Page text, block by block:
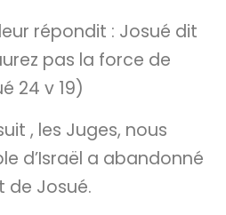
répondit : Josué dit
pas la force de
24 v 19)
, les Juges, nous
d’Israël a abandonné
de Josué.